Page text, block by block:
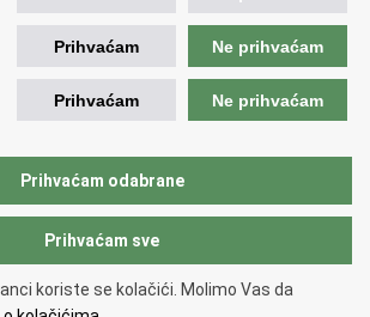
promet i posredovanje nekretninama
i otpornosti
Prihvaćam Ne prihvaćam
Prihvaćam Ne prihvaćam
Prihvaćam odabrane
Prihvaćam sve
koriste se kolačići. Molimo Vas da